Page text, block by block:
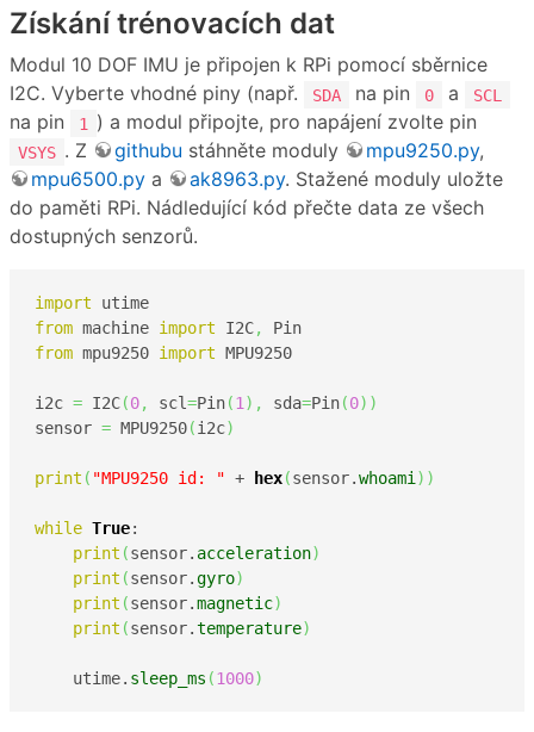
Získání trénovacích dat
Modul 10 DOF IMU je připojen k RPi pomocí sběrnice
I2C. Vyberte vhodné piny (např.
SDA na pin 0 a SCL
na pin 1 ) a modul připojte, pro napájení zvolte pin
VSYS . Z githubu stáhněte moduly mpu9250.py,
mpu6500.py a ak8963.py. Stažené moduly uložte
do paměti RPi. Nádledující kód přečte data ze všech
dostupných senzorů.
import
from machine import I2C,
from mpu9250 import MPU9250
i2c = I2C(0, scl=Pin(1 ) , sda=Pin(0) )
sensor = MPU9250(i2c)
print ( "MPU9250 id: " + hex(sensor.whoami ) )
while True:
print (sensor. acceleration)
print (sensor.gyro)
print (sensor.magnetic)
print (sensor.temperature)
    utime.
sleep_ms (1000)